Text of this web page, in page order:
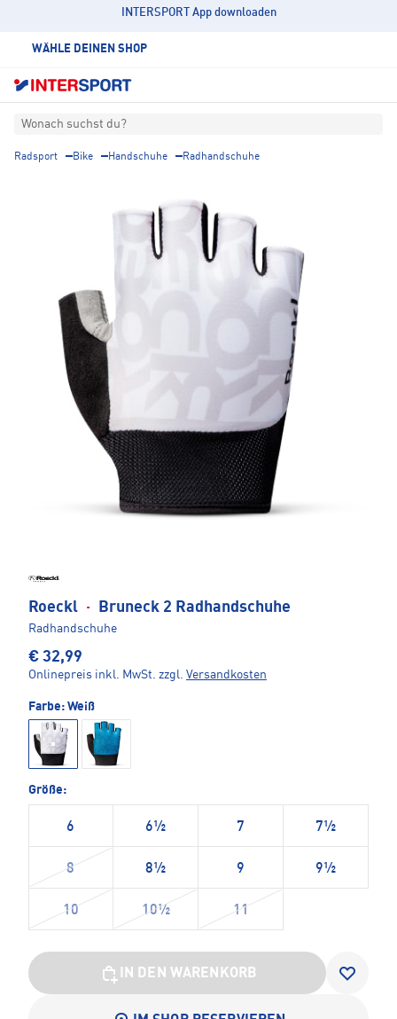
INTERSPORT App downloaden
WÄHLE DEINEN SHOP
Wonach suchst du?
Radsport Bike Handschuhe Radhandschuhe
Roeckl · Bruneck 2 Radhandschuhe
Radhandschuhe
€ 32,99
Onlinepreis inkl. MwSt. zzgl. Versandkosten
Farbe: Weiß
Größe:
6 6½ 7 7½
8 8½ 9 9½
10 10½ 11
IN DEN WARENKORB